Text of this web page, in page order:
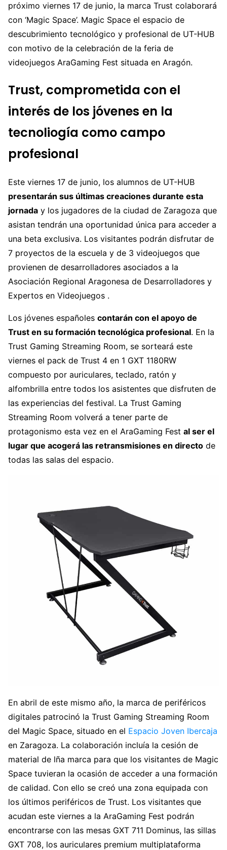
próximo viernes 17 de junio, la marca Trust colaborará
con ‘Magic Space’. Magic Space el espacio de
descubrimiento tecnológico y profesional de UT-HUB
con motivo de la celebración de la feria de
videojuegos AraGaming Fest situada en Aragón.
Trust, comprometida con el
interés de los jóvenes en la
tecnoliogía como campo
profesional
Este viernes 17 de junio, los alumnos de UT-HUB
presentarán sus últimas creaciones durante esta
jornada y los jugadores de la ciudad de Zaragoza que
asistan tendrán una oportunidad única para acceder a
una beta exclusiva. Los visitantes podrán disfrutar de
7 proyectos de la escuela y de 3 videojuegos que
provienen de desarrolladores asociados a la
Asociación Regional Aragonesa de Desarrolladores y
Expertos en Videojuegos .
Los jóvenes españoles contarán con el apoyo de
Trust en su formación tecnológica profesional. En la
Trust Gaming Streaming Room, se sorteará este
viernes el pack de Trust 4 en 1 GXT 1180RW
compuesto por auriculares, teclado, ratón y
alfombrilla entre todos los asistentes que disfruten de
las experiencias del festival. La Trust Gaming
Streaming Room volverá a tener parte de
protagonismo esta vez en el AraGaming Fest al ser el
lugar que acogerá las retransmisiones en directo de
todas las salas del espacio.
En abril de este mismo año, la marca de periféricos
digitales patrocinó la Trust Gaming Streaming Room
del Magic Space, situado en el Espacio Joven Ibercaja
en Zaragoza. La colaboración incluía la cesión de
material de lña marca para que los visitantes de Magic
Space tuvieran la ocasión de acceder a una formación
de calidad. Con ello se creó una zona equipada con
los últimos periféricos de Trust. Los visitantes que
acudan este viernes a la AraGaming Fest podrán
encontrarse con las mesas GXT 711 Dominus, las sillas
GXT 708, los auriculares premium multiplataforma